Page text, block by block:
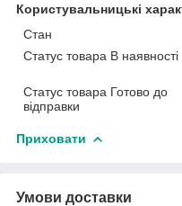
Користувальницькі
Стан
Статус товара В наявності
Статус товара Готово до
відправки
Приховати
Умови доставки